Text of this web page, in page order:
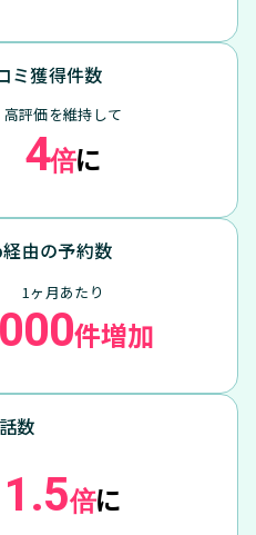
ミ獲得件数
高評価を維持して
4倍に
由の予約数
1ヶ月あたり
件増加
数
1.5倍に